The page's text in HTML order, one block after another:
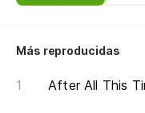
Más reproducidas
After All This